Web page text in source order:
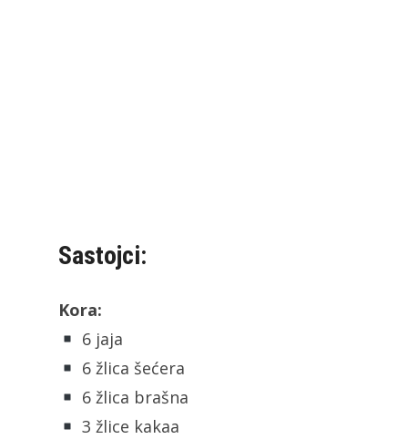
Sastojci:
Kora:
6 jaja
6 žlica šećera
6 žlica brašna
3 žlice kakaa